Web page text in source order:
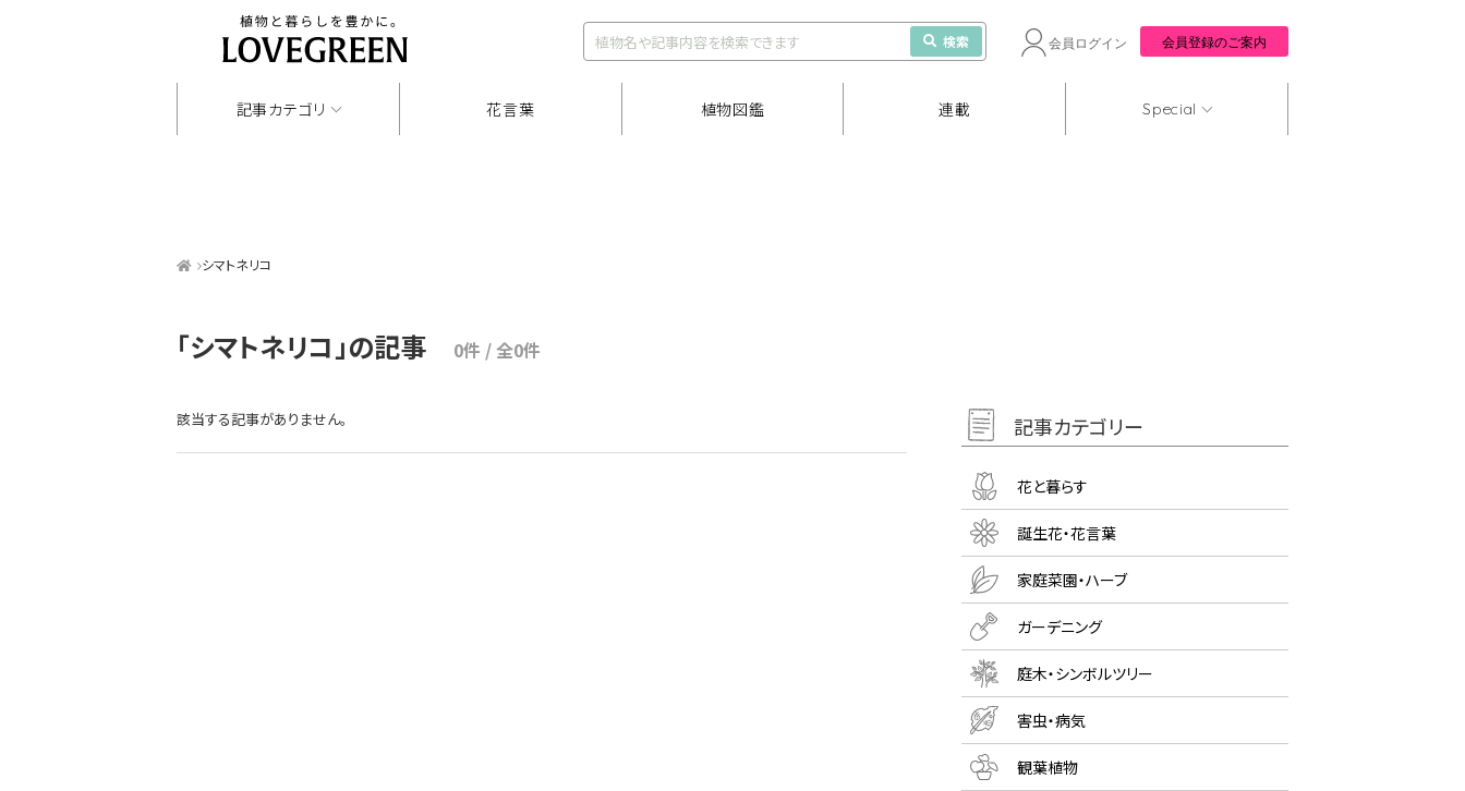
検索 会員ログイン 会員登録のご案内
記事カテゴリ 花言葉 植物図鑑 連載 Special
シマトネリコ
「シマトネリコ」の記事 0件 / 全0件
該当する記事がありません。 記事カテゴリー
花と暮らす
誕生花・花言葉
家庭菜園・ハーブ
ガーデニング
庭木・シンボルツリー
害虫・病気
観葉植物